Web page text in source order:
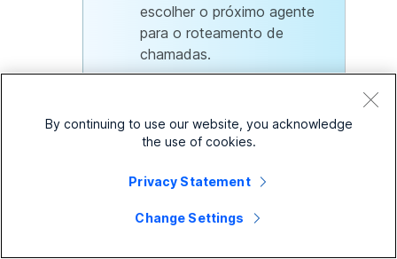
escolher o próximo agente
para o roteamento de
chamadas.
após o último agente que atendeu uma
chamada. Ele envia chamadas para o
chamadas.
Top Down— Envia chamadas através
By continuing to use our website, you acknowledge
the use of cookies.
Privacy Statement
Change Settings